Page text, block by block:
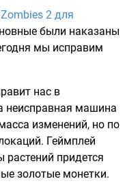
2 для
были наказаны
мы исправим
нас в
неисправная машина
изменений, но по
Геймплей
придется
золотые монетки.